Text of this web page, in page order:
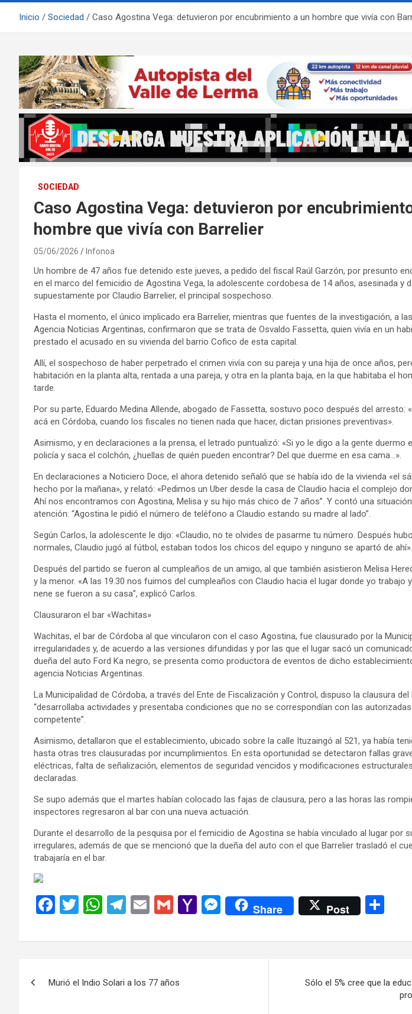
Inicio Sociedad Caso Agostina Vega: detuvieron por encubrimiento a un hombre que vivía con
SOCIEDAD
Caso Agostina Vega: detuvieron por
hombre que vivía con Barrelier
05/06/2026 Infonoa
Un hombre de 47 años fue detenido este jueves, a pedido del fiscal Raúl Garzón, por presunto
en el marco del femicidio de Agostina Vega, la adolescente cordobesa de 14 años, asesinada y
supuestamente por Claudio Barrelier, el principal sospechoso.
Hasta el momento, el único implicado era Barrelier, mientras que fuentes de la investigación, a
Agencia Noticias Argentinas, confirmaron que se trata de Osvaldo Fassetta, quien vivía en un
prestado el acusado en su vivienda del barrio Cofico de esta capital.
Allí, el sospechoso de haber perpetrado el crimen vivía con su pareja y una hija de once años,
habitación en la planta alta, rentada a una pareja, y otra en la planta baja, en la que habitaba el
tarde.
Por su parte, Eduardo Medina Allende, abogado de Fassetta, sostuvo poco después del arresto:
acá en Córdoba, cuando los fiscales no tienen nada que hacer, dictan prisiones preventivas».
Asimismo, y en declaraciones a la prensa, el letrado puntualizó: «Si yo le digo a la gente duermo
policía y saca el colchón, ¿huellas de quién pueden encontrar? Del que duerme en esa cama…».
En declaraciones a Noticiero Doce, el ahora detenido señaló que se había ido de la vivienda «el
hecho por la mañana», y relató: «Pedimos un Uber desde la casa de Claudio hacia el complejo
Ahí nos encontramos con Agostina, Melisa y su hijo más chico de 7 años”. Y contó una
atención: “Agostina le pidió el número de teléfono a Claudio estando su madre al lado”.
Según Carlos, la adolescente le dijo: «Claudio, no te olvides de pasarme tu número. Después
normales, Claudio jugó al fútbol, estaban todos los chicos del equipo y ninguno se apartó de ahí».
Después del partido se fueron al cumpleaños de un amigo, al que también asistieron Melisa
y la menor. «A las 19.30 nos fuimos del cumpleaños con Claudio hacia el lugar donde yo trabajo
nene se fueron a su casa”, explicó Carlos.
Clausuraron el bar «Wachitas»
Wachitas, el bar de Córdoba al que vincularon con el caso Agostina, fue clausurado por la
irregularidades y, de acuerdo a las versiones difundidas y por las que el lugar sacó un
dueña del auto Ford Ka negro, se presenta como productora de eventos de dicho
agencia Noticias Argentinas.
La Municipalidad de Córdoba, a través del Ente de Fiscalización y Control, dispuso la clausura del
“desarrollaba actividades y presentaba condiciones que no se correspondían con las
competente”.
Asimismo, detallaron que el establecimiento, ubicado sobre la calle Ituzaingó al 521, ya había
hasta otras tres clausuradas por incumplimientos. En esta oportunidad se detectaron fallas
eléctricas, falta de señalización, elementos de seguridad vencidos y modificaciones
declaradas.
Se supo además que el martes habían colocado las fajas de clausura, pero a las horas las
inspectores regresaron al bar con una nueva actuación.
Durante el desarrollo de la pesquisa por el femicidio de Agostina se había vinculado al lugar por
irregulares, además de que se mencionó que la dueña del auto con el que Barrelier trasladó el
trabajaría en el bar.
F
ce
o
T
tt
W
at
A
T
e
a
E
ail
G
ail
Y
h
M
se
Share Post
m
ar
tir
Murió el Indio Solari a los 77 años
Sólo el 5% cree que la